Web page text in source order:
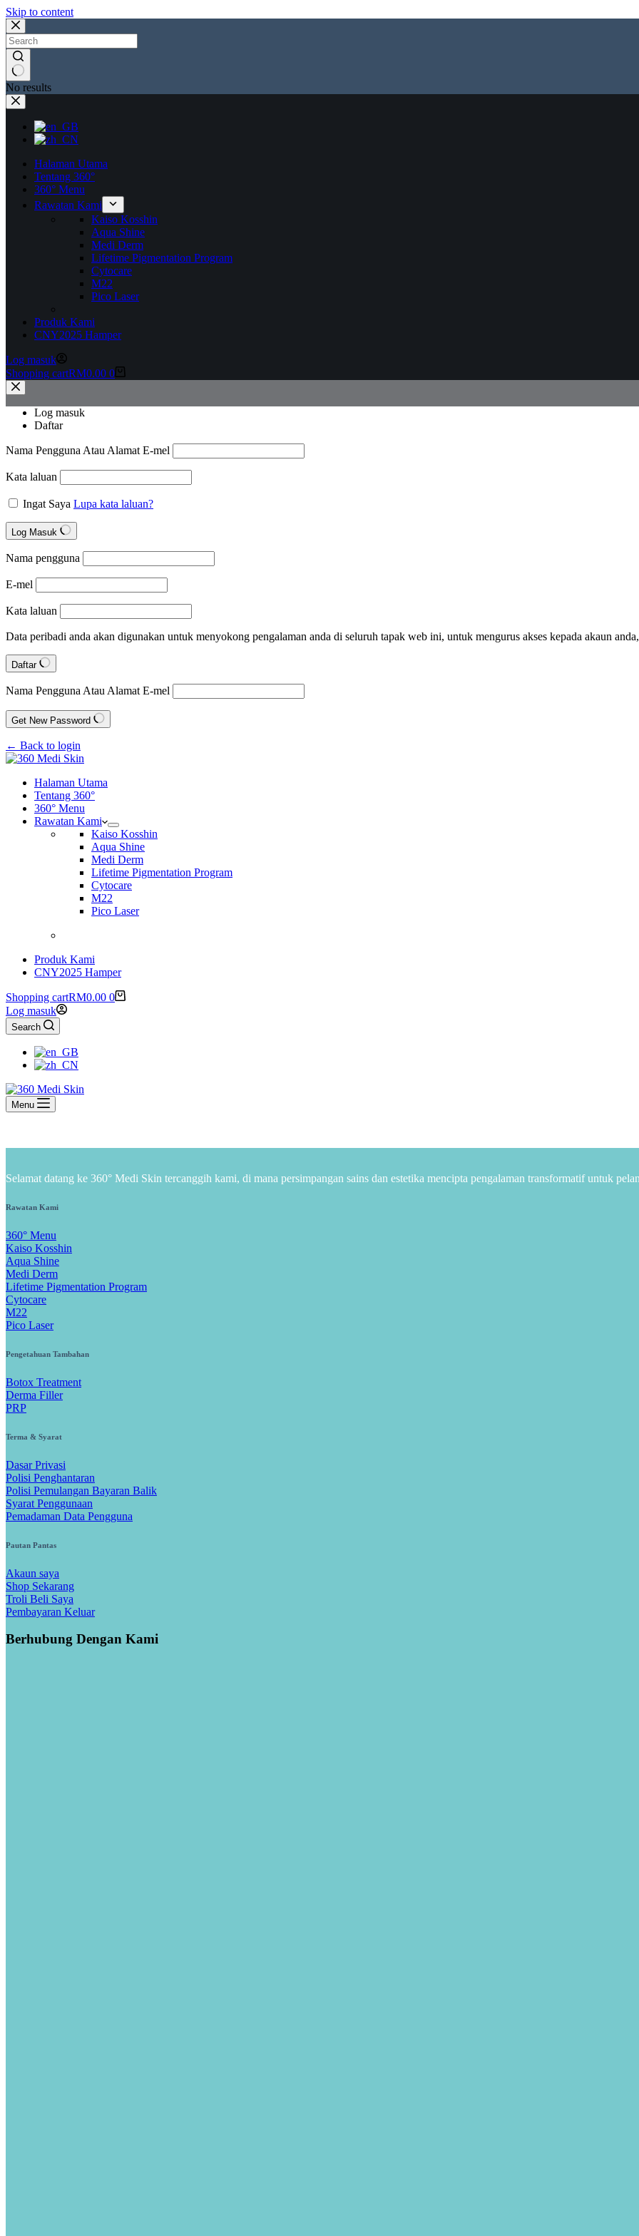
Skip to content
No results
Halaman Utama
Tentang 360°
360° Menu
Rawatan Kami
Kaiso Kosshin
Aqua Shine
Medi Derm
Lifetime Pigmentation Program
Cytocare
M22
Pico Laser
Produk Kami
CNY2025 Hamper
Log masuk
Shopping cartRM0.00 0
Log masuk
Daftar
Nama Pengguna Atau Alamat E-mel
Kata laluan
Ingat Saya Lupa kata laluan?
Log Masuk
Nama pengguna
E-mel
Kata laluan
Data peribadi anda akan digunakan untuk menyokong pengalaman anda di seluruh tapak web ini, untuk mengurus akses kepada akaun
Daftar
Nama Pengguna Atau Alamat E-mel
Get New Password
← Back to login
Halaman Utama
Tentang 360°
360° Menu
Rawatan Kami
Kaiso Kosshin
Aqua Shine
Medi Derm
Lifetime Pigmentation Program
Cytocare
M22
Pico Laser
Produk Kami
CNY2025 Hamper
Shopping cartRM0.00 0
Log masuk
Search
Menu
Selamat datang ke 360° Medi Skin tercanggih kami, di mana persimpangan sains dan estetika mencipta pengalaman transformatif untuk
Rawatan Kami
360° Menu
Kaiso Kosshin
Aqua Shine
Medi Derm
Lifetime Pigmentation Program
Cytocare
M22
Pico Laser
Pengetahuan Tambahan
Botox Treatment
Derma Filler
PRP
Terma & Syarat
Dasar Privasi
Polisi Penghantaran
Polisi Pemulangan Bayaran Balik
Syarat Penggunaan
Pemadaman Data Pengguna
Pautan Pantas
Akaun saya
Shop Sekarang
Troli Beli Saya
Pembayaran Keluar
Berhubung Dengan Kami